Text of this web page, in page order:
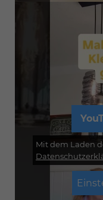
Mit dem Laden